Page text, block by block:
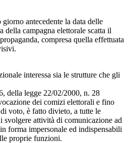
antecedente la data delle
della campagna elettorale scatta il
compresa quella effettuata
interessa sia le strutture che gli
della legge 22/02/2000, n. 28
dei comizi elettorali e fino
voto, è fatto divieto, a tutte le
attività di comunicazione ad
forma impersonale ed indispensabili
proprie funzioni.